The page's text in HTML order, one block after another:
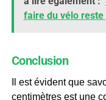
faire du vélo
Conclusion
Il est évident que
centimètres est une